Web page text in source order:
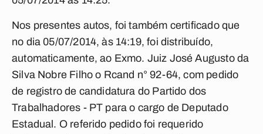
Nos presentes autos, foi também certificado que
no dia 05/07/2014, às 14:19, foi distribuído,
automaticamente, ao Exmo. Juiz José Augusto da
Silva Nobre Filho o Rcand n° 92-64, com pedido
de registro de candidatura do Partido dos
Trabalhadores - PT para o cargo de Deputado
Estadual. O referido pedido foi requerido